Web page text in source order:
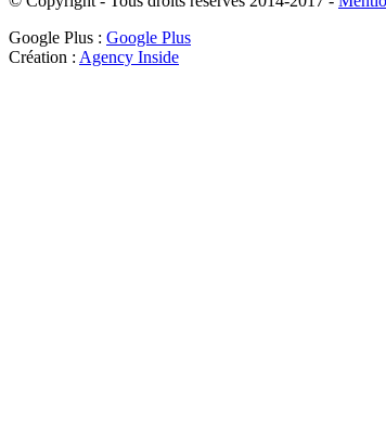
Google Plus : Google Plus
Création : Agency Inside